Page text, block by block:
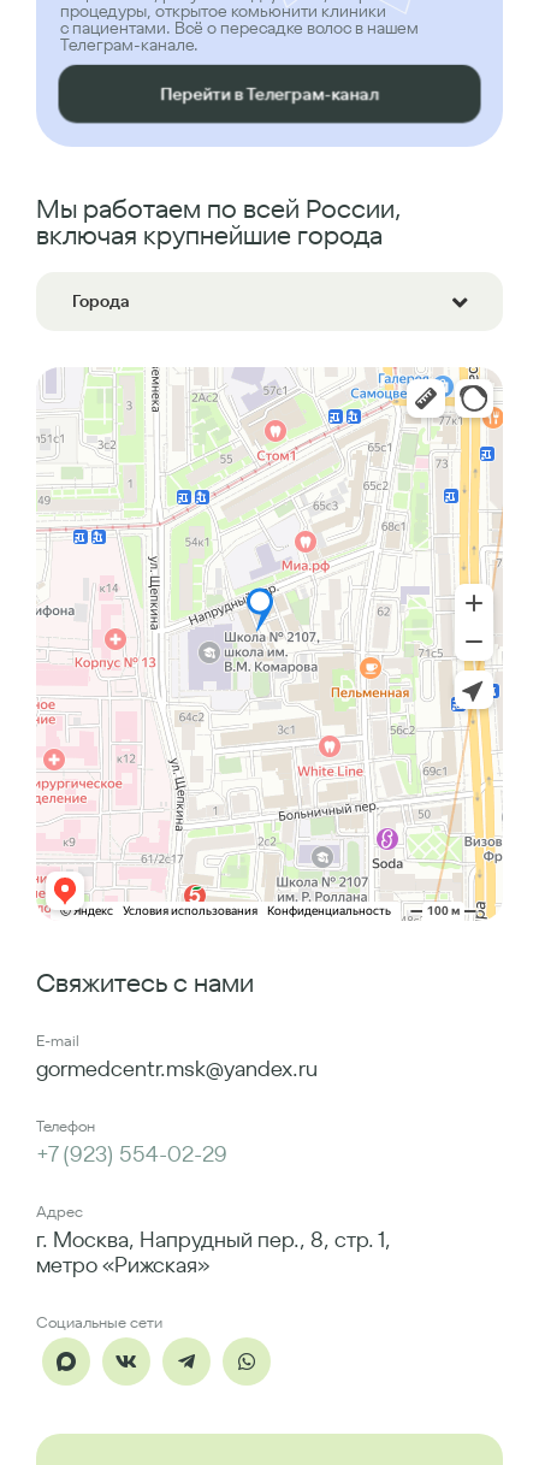
процедуры, открытое комьюнити клиники
с пациентами. Всё о пересадке волос в нашем
Телеграм-канале.
Перейти в Телеграм-канал
Мы работаем по всей России,
включая крупнейшие города
Города
Свяжитесь с нами
E-mail
gormedcentr.msk@yandex.ru
Телефон
+7 (923) 554-02-29
Адрес
г. Москва, Напрудный пер., 8, стр. 1,
метро «Рижская»
Социальные сети